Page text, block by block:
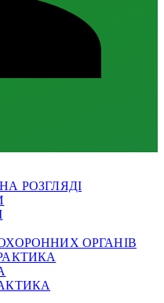
РОЗГЛЯДІ
ОРГАНІВ